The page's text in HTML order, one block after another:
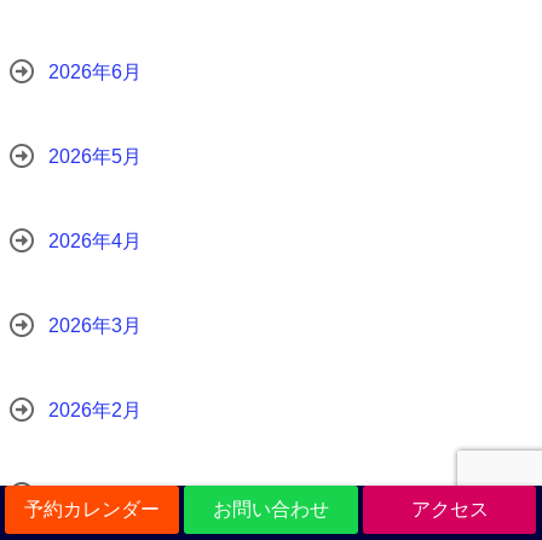
予約カレンダー お問い合わせ アクセス
2026年6月
2026年5月
2026年4月
2026年3月
2026年2月